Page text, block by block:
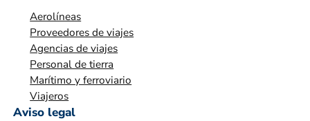
Aerolíneas
Proveedores de viajes
Agencias de viajes
Personal de tierra
Marítimo y ferroviario
Viajeros
Aviso legal